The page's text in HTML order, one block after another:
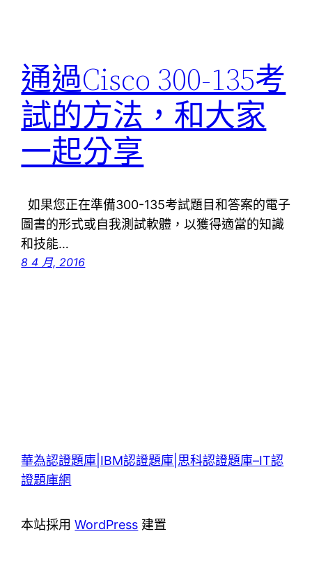
通過Cisco 300-135考
試的方法，和大家
一起分享
如果您正在準備300-135考試題目和答案的電子
圖書的形式或自我測試軟體，以獲得適當的知識
和技能…
8 4 月, 2016
華為認證題庫|IBM認證題庫|思科認證題庫–IT認
證題庫網
本站採用WordPress 建置